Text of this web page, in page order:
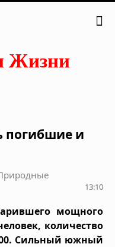
погибшие и
13:10
мощного
количество
Сильный южный